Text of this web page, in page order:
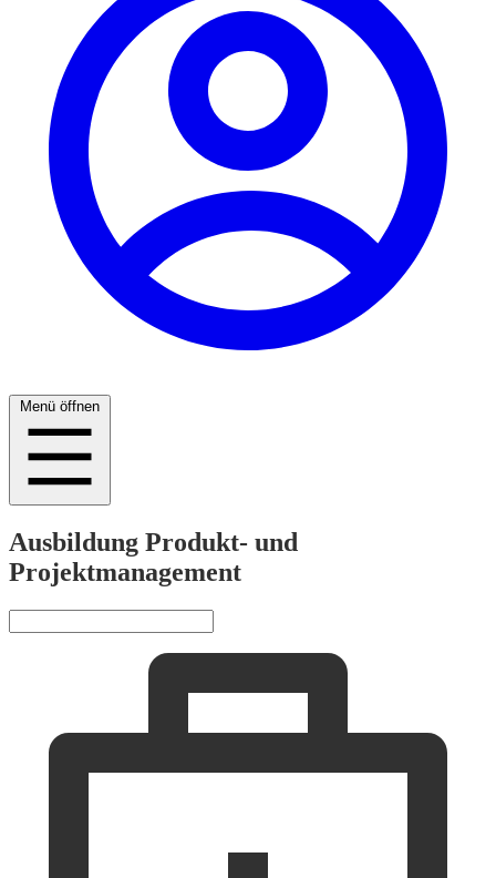
Menü öffnen
Ausbildung Produkt- und
Projektmanagement